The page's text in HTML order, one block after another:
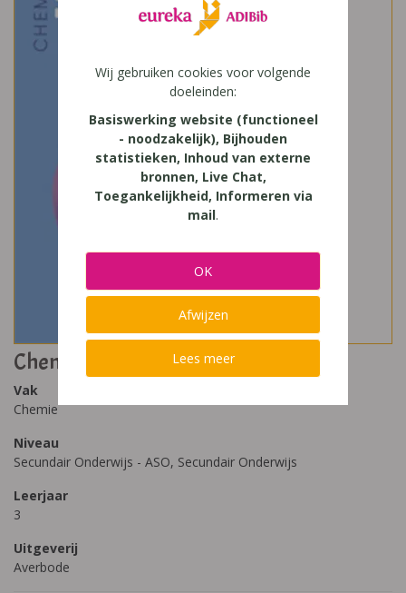
Chemistry 3.2
Vak
Chemie
Niveau
Secundair Onderwijs - ASO, Secundair Onderwijs
Leerjaar
3
Uitgeverij
Averbode
Wij gebruiken cookies voor volgende
doeleinden:
Basiswerking website (functioneel
- noodzakelijk), Bijhouden
statistieken, Inhoud van externe
bronnen, Live Chat,
Toegankelijkheid, Informeren via
mail.
OK
Afwijzen
Lees meer